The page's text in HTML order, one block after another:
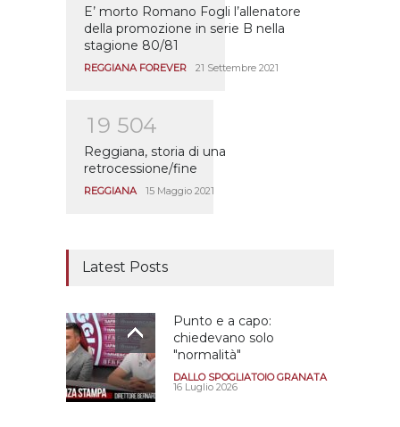
E’ morto Romano Fogli l’allenatore
della promozione in serie B nella
stagione 80/81
REGGIANA FOREVER 21 Settembre 2021
1 9 504
Reggiana, storia di una
retrocessione/fine
REGGIANA 15 Maggio 2021
Latest Posts
Punto e a capo:
chiedevano solo
"normalità"
DALLO SPOGLIATOIO GRANATA
16 Luglio 2026